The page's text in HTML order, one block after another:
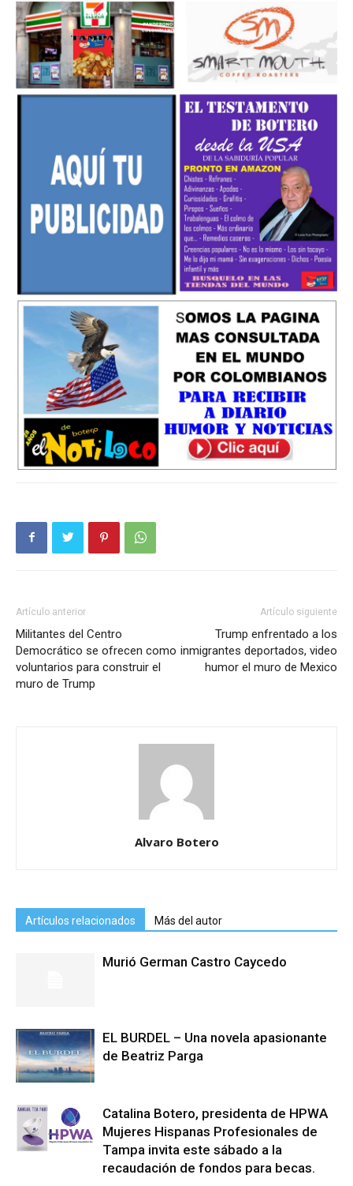
Artículo anterior
Militantes del Centro
Democrático se ofrecen como
voluntarios para construir el
muro de Trump
Artículo siguiente
Trump enfrentado a los
inmigrantes deportados, video
humor el muro de Mexico
Alvaro Botero
Artículos relacionados Más del autor
Murió German Castro Caycedo
EL BURDEL – Una novela apasionante
de Beatriz Parga
Catalina Botero, presidenta de HPWA
Mujeres Hispanas Profesionales de
Tampa invita este sábado a la
recaudación de fondos para becas.